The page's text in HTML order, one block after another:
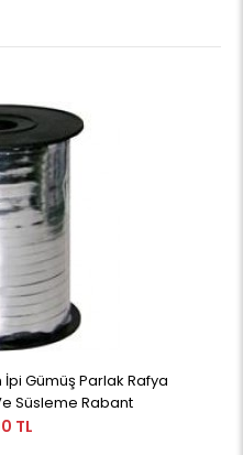
Gümüş Parlak Rafya
Süsleme Rabant
TL